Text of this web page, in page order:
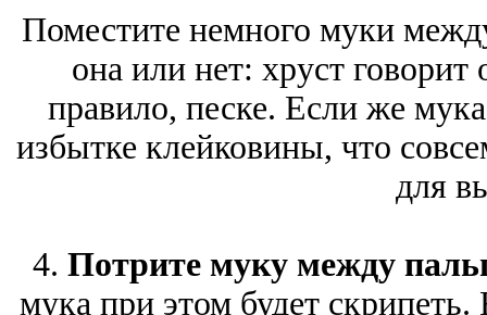
Поместите немного муки
она или нет: хруст
правило, песке. Если же
избытке клейковины, что
для
4. Потрите муку между
мука при этом будет